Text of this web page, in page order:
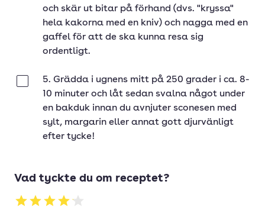
och skär ut bitar på förhand (dvs. "kryssa"
hela kakorna med en kniv) och nagga med en
gaffel för att de ska kunna resa sig
ordentligt.
5. Grädda i ugnens mitt på 250 grader i ca. 8-
10 minuter och låt sedan svalna något under
en bakduk innan du avnjuter sconesen med
sylt, margarin eller annat gott djurvänligt
efter tycke!
Vad tyckte du om receptet?